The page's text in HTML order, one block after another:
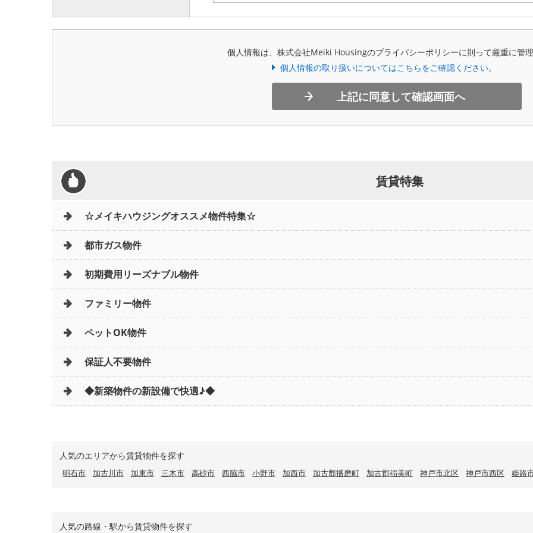
個人情報は、株式会社Meiki Housingのプライバシーポリシーに則って厳重に管理
個人情報の取り扱いについてはこちらをご確認ください。
上記に同意して確認画面へ
賃貸特集
☆メイキハウジングオススメ物件特集☆
都市ガス物件
初期費用リーズナブル物件
ファミリー物件
ペットOK物件
保証人不要物件
◆新築物件の新設備で快適♪◆
人気のエリアから賃貸物件を探す
明石市 加古川市 加東市 三木市 高砂市 西脇市 小野市 加西市 加古郡播磨町 加古郡稲美町 神戸市北区 神戸市西区 姫路
人気の路線・駅から賃貸物件を探す